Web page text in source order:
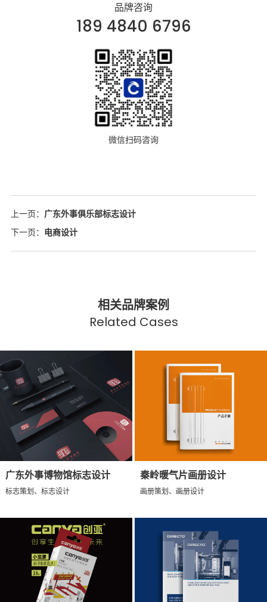
品牌咨询
189 4840 6796
微信扫码咨询
上一页： 广东外事俱乐部标志设计
下一页： 电商设计
相关品牌案例
Related Cases
广东外事博物馆标志设计
标志策划、标志设计
秦岭暖气片画册设计
画册策划、画册设计